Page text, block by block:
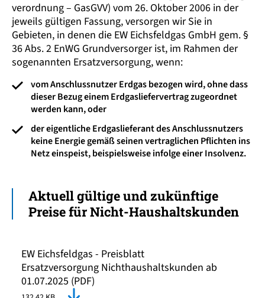
verordnung – GasGVV) vom 26. Oktober 2006 in der
jeweils gültigen Fassung, versorgen wir Sie in
Gebieten, in denen die EW Eichsfeldgas GmbH gem. §
36 Abs. 2 EnWG Grund­versorger ist, im Rahmen der
sogenannten Ersatz­versorgung, wenn:
vom Anschluss­nutzer Erdgas bezogen wird, ohne dass
dieser Bezug einem Erdgas­liefer­vertrag zugeordnet
werden kann, oder
der eigentliche Erdgas­lieferant des Anschluss­nutzers
keine Energie gemäß seinen vertrag­lichen Pflichten ins
Netz einspeist, beispiels­weise infolge einer Insolvenz.
Aktuell gültige und zukünftige
Preise für Nicht-Haushalts­kunden
EW Eichsfeldgas - Preisblatt
Ersatzversorgung Nichthaushaltskunden ab
01.07.2025 (PDF)